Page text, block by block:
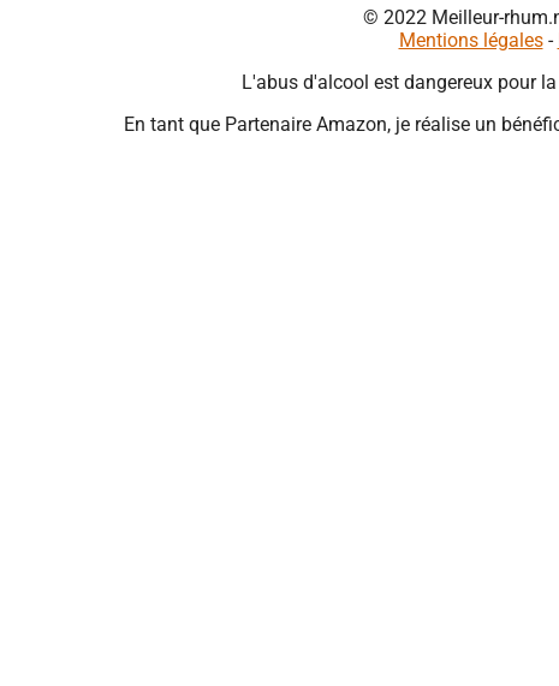
© 2022 Meilleur-
Mentions légales-
L'abus d'alcool est dangereux pour
En tant que Partenaire Amazon, je réalise un